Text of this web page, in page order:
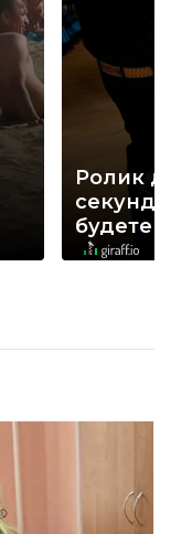
Ролик
секунд,
будете